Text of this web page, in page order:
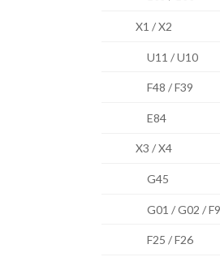
X1 / X2
U11 / U10
F48 / F39
E84
X3 / X4
G45
G01 / G02 /
F25 / F26